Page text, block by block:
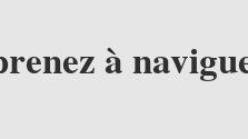
à